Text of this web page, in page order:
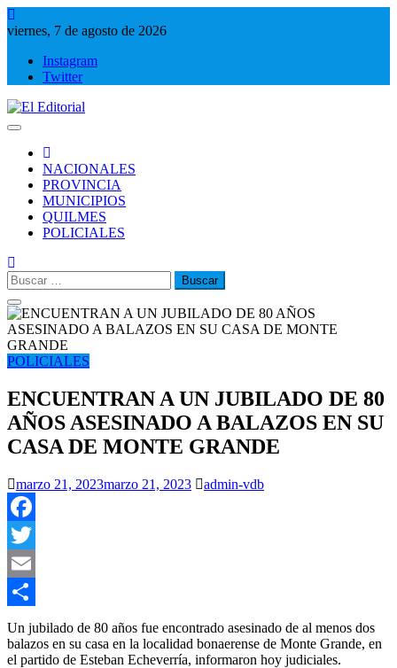
Saltar
al
viernes, 7 de agosto de 2026
Instagram
Twitter
NACIONALES
PROVINCIA
MUNICIPIOS
QUILMES
POLICIALES
Buscar:
POLICIALES
ENCUENTRAN A UN JUBILADO DE 80
AÑOS ASESINADO A BALAZOS EN SU
CASA DE MONTE GRANDE
marzo 21, 2023marzo 21, 2023 admin-vdb
Facebook
Twitter
Email
Compartir
Un jubilado de 80 años fue encontrado asesinado de al menos dos
balazos en su casa en la localidad bonaerense de Monte Grande, en
el partido de Esteban Echeverría, informaron hoy judiciales.